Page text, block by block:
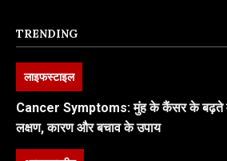
TRENDING
लाइफस्टाइल
Cancer Symptoms: मुंह के कैंसर के बढ़ते
लक्षण, कारण और बचाव के उपाय